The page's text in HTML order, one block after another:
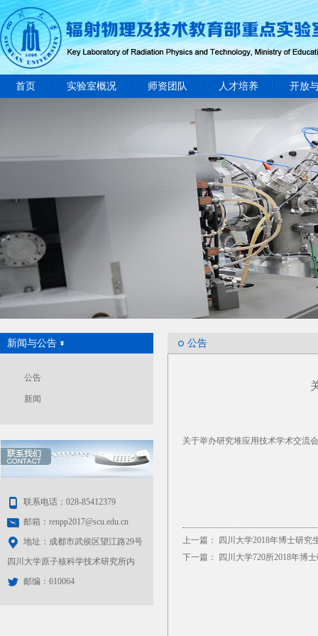
首页 实验室概况 师资团队 人才培养 开放
新闻与公告
公告
新闻
联系电话：028-85412379
邮箱：renpp2017@scu.edu.cn
地址：成都市武侯区望江路29号
四川大学原子核科学技术研究所内
邮编：610064
公告
关于举办研究堆应用技术学术交流
上一篇：
四川大学2018年博士研究
下一篇：
四川大学720所2018年博